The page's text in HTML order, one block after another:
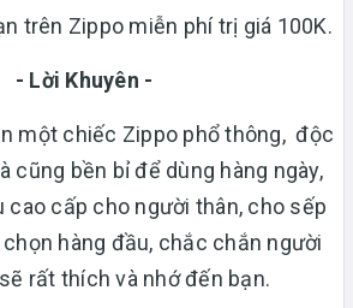
trên Zippo miễn phí trị giá 100K.
- Lời Khuyên -
một chiếc Zippo phổ thông, độc
cũng bền bỉ để dùng hàng ngày,
cao cấp cho người thân, cho sếp
hàng đầu, chắc chắn người
rất thích và nhớ đến bạn.